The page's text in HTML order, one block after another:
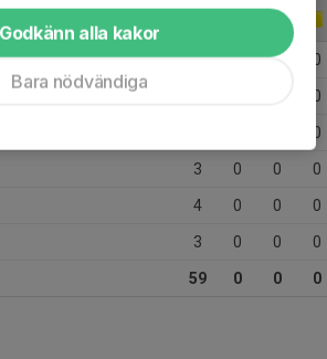
14 0 0 0
0
0
3 0 0 0
4 0 0 0
3 0 0 0
59 0 0 0
Godkänn alla kakor
Bara nödvändiga